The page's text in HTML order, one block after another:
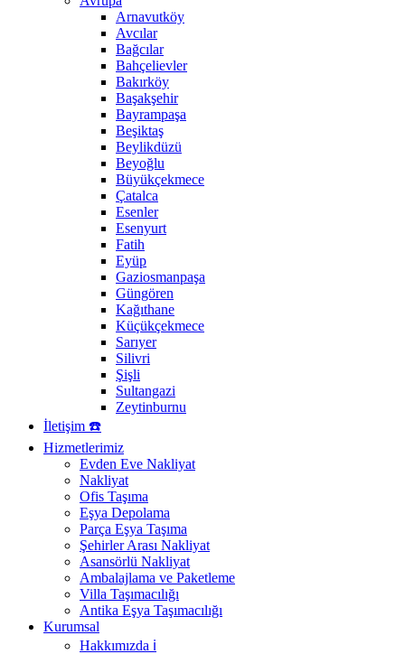
Arnavutköy
Avcılar
Bağcılar
Bahçelievler
Bakırköy
Başakşehir
Bayrampaşa
Beşiktaş
Beylikdüzü
Beyoğlu
Büyükçekmece
Çatalca
Esenler
Esenyurt
Fatih
Eyüp
Gaziosmanpaşa
Güngören
Kağıthane
Küçükçekmece
Sarıyer
Silivri
Şişli
Sultangazi
Zeytinburnu
İletişim ☎️
Hizmetlerimiz
Evden Eve Nakliyat
Nakliyat
Ofis Taşıma
Eşya Depolama
Parça Eşya Taşıma
Şehirler Arası Nakliyat
Asansörlü Nakliyat
Ambalajlama ve Paketleme
Villa Taşımacılığı
Antika Eşya Taşımacılığı
Kurumsal
Hakkımızda ℹ️